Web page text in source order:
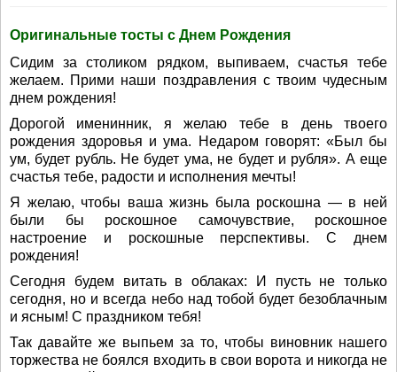
Оригинальные тосты с Днем Рождения
Сидим за столиком рядком, выпиваем, счастья тебе
желаем. Прими наши поздравления с твоим чудесным
днем рождения!
Дорогой именинник, я желаю тебе в день твоего
рождения здоровья и ума. Недаром говорят: «Был бы
ум, будет рубль. Не будет ума, не будет и рубля». А еще
счастья тебе, радости и исполнения мечты!
Я желаю, чтобы ваша жизнь была роскошна — в ней
были бы роскошное самочувствие, роскошное
настроение и роскошные перспективы. С днем
рождения!
Сегодня будем витать в облаках: И пусть не только
сегодня, но и всегда небо над тобой будет безоблачным
и ясным! С праздником тебя!
Так давайте же выпьем за то, чтобы виновник нашего
торжества не боялся входить в свои ворота и никогда не